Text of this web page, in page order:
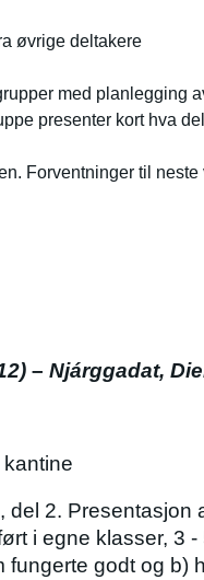
øvrige deltakere
med planlegging
presenter kort hva
Forventninger til
– Njárggadat,
del 2. Presentasjon
i egne klasser, 3 -
fungerte godt og b)